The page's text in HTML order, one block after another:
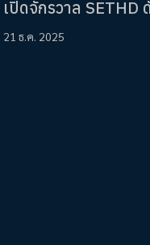
เปิดจักรวาล
21 ธ.ค. 2025